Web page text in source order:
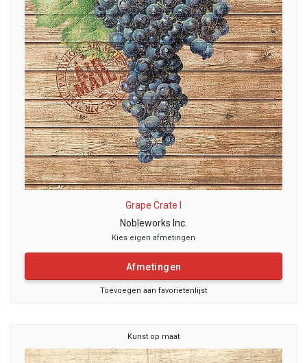
Grape Crate I
Nobleworks Inc.
Kies eigen afmetingen
Afmetingen
Toevoegen aan favorietenlijst
Kunst op maat